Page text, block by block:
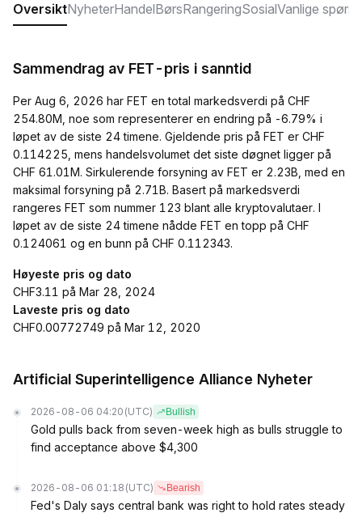
OversiktNyheterHandelBørsRangeringSosialVanlige
Sammendrag av FET-pris i sanntid
Per Aug 6, 2026 har FET en total markedsverdi på CHF
254.80M, noe som representerer en endring på -6.79% i
løpet av de siste 24 timene. Gjeldende pris på FET er CHF
0.114225, mens handelsvolumet det siste døgnet ligger på
CHF 61.01M. Sirkulerende forsyning av FET er 2.23B, med en
maksimal forsyning på 2.71B. Basert på markedsverdi
rangeres FET som nummer 123 blant alle kryptovalutaer. I
løpet av de siste 24 timene nådde FET en topp på CHF
0.124061 og en bunn på CHF 0.112343.
Høyeste pris og dato
CHF3.11 på Mar 28, 2024
Laveste pris og dato
CHF0.00772749 på Mar 12, 2020
Artificial Superintelligence Alliance Nyheter
2026-08-06 04:20 (UTC) Bullish
Gold pulls back from seven-week high as bulls struggle to
find acceptance above $4,300
2026-08-06 01:18 (UTC) Bearish
Fed's Daly says central bank was right to hold rates steady